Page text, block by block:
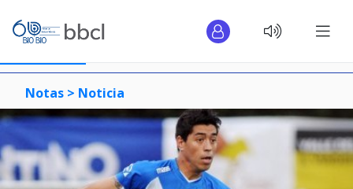
Notas > Noticia